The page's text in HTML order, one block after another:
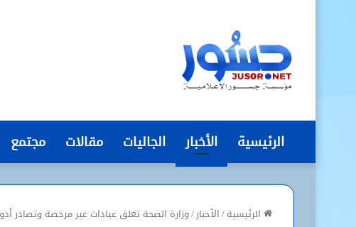
الرئيسية الأخبار الجاليات مقالات مجتمع
الرئيسية/الأخبار/وزارة الصحة تغلق عيادات غير مرخصة وتصادر